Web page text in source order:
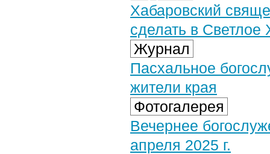
Хабаровский
сделать в Светлое
Журнал
Пасхальное
жители края
Фотогалерея
Вечернее
апреля 2025 г.